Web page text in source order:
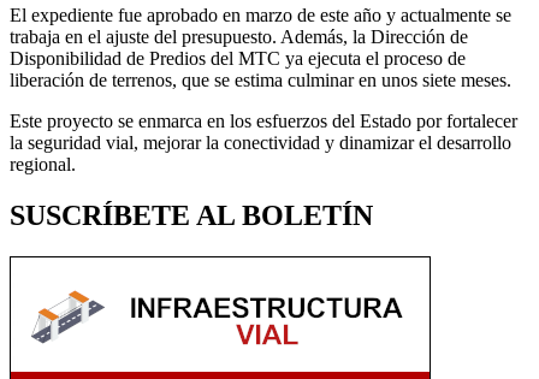
El expediente fue aprobado en marzo de este año y actualmente se
trabaja en el ajuste del presupuesto. Además, la Dirección de
Disponibilidad de Predios del MTC ya ejecuta el proceso de
liberación de terrenos, que se estima culminar en unos siete meses.
Este proyecto se enmarca en los esfuerzos del Estado por fortalecer
la seguridad vial, mejorar la conectividad y dinamizar el desarrollo
regional.
SUSCRÍBETE AL BOLETÍN